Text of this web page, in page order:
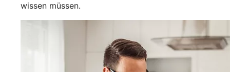
wissen müssen.